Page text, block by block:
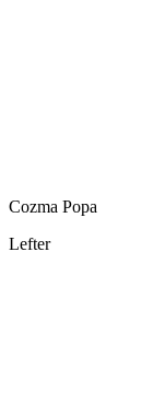
Cozma Popa
Lefter